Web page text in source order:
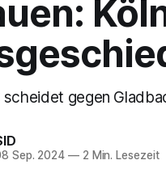
scheidet gegen
Sep. 2024 —2 Min. Lesezeit